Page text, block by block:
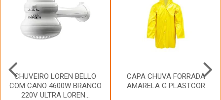
CHUVEIRO LOREN BELLO
COM CANO 4600W BRANCO
220V ULTRA LOREN...
CAPA CHUVA FORRADA
AMARELA G PLASTCOR